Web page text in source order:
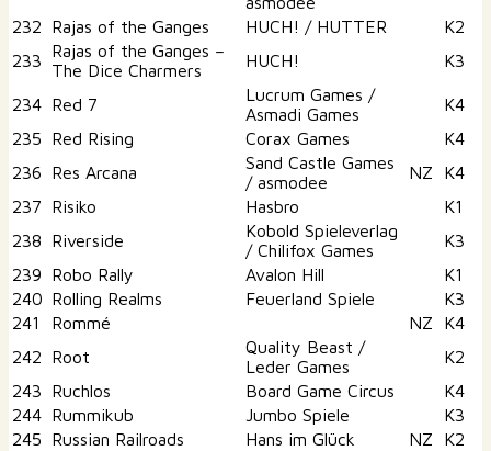
232
Rajas of the Ganges HUCH! / HUTTER
K2
233
Rajas of the Ganges –
The Dice Charmers
HUCH! K3
234 Red 7
Lucrum Games /
Asmadi Games
K4
235
Red Rising Corax Games
K4
236
Res Arcana
Sand Castle Games
/ asmodee
NZ
K4
237
Risiko Hasbro
K1
238
Riverside
Kobold Spieleverlag
/ Chilifox Games
K3
239
Robo Rally Avalon Hill
K1
240 Rolling Realms Feuerland Spiele
K3
241
Rommé NZ
K4
242
Root
Quality Beast /
Leder Games
K2
243
Ruchlos Board Game Circus
K4
244 Rummikub Jumbo Spiele
K3
245
Russian Railroads Hans im Glück NZ
K2